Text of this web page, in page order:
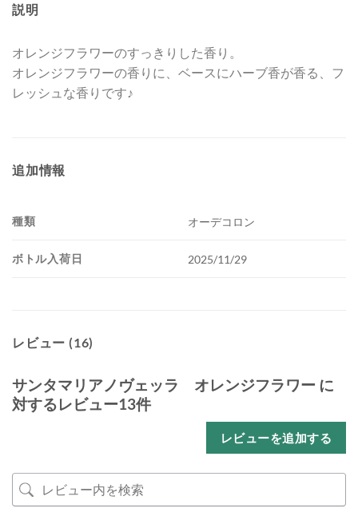
説明
オレンジフラワーのすっきりした香り。
オレンジフラワーの香りに、ベースにハーブ香が香る、フ
レッシュな香りです♪
追加情報
種類 オーデコロン
ボトル入荷日 2025/11/29
レビュー (16)
サンタマリアノヴェッラ オレンジフラワー に
対するレビュー13件
レビューを追加する